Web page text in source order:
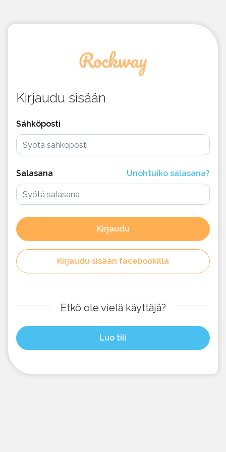
Kirjaudu sisään
Sähköposti
Salasana Unohtuiko salasana?
Kirjaudu
Kirjaudu sisään facebookilla
Etkö ole vielä käyttäjä?
Luo tili